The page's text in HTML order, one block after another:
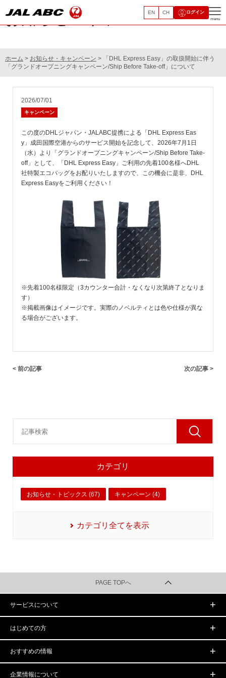
EN CH ログイン
menu
お知らせ・キャンペーン
ホーム > お知らせ・キャンペーン > 「DHL Express Easy」の取扱開始に伴う
「グランドオープニングキャンペーン/Ship Before Take-off」について
2026/07/01
キャンペーン
この度のDHLジャパン・JALABC提携による「DHL Express Eas
y」成田国際空港からのサービス開始を記念して、2026年7月1日
（水）より「グランドオープニングキャンペーン/Ship Before Take-
off」として、「DHL Express Easy」ご利用の先着100名様へDHL
社特製エコバッグをお配りいたしますので、この機会に是非、DHL
Express Easyをご利用ください！
※先着100名様限定（3カウンター合計・なくなり次第終了となりま
す）
※掲載画像はイメージです。実際のノベルティとは色や仕様が異な
る場合がございます。
< 前の記事 次の記事 >
カテゴリ
お知らせ・トピックス (67) キャンペーン (4)
カテゴリ全てを表示
PAGE TOPへ
サービスについて
はじめての方
おすすめの情報
企業情報について